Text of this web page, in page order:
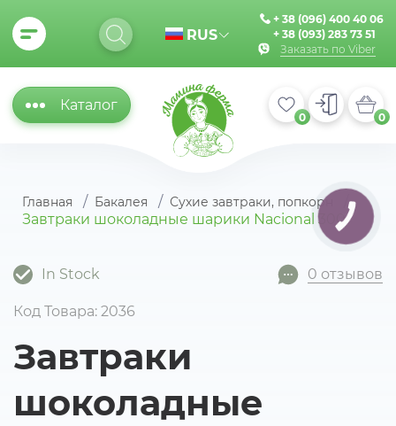
RUS
+ 38 (096) 400 40 06
+ 38 (093) 283 73 51
Заказать по Viber
Каталог
0 0
Главная Бакалея Сухие завтраки, попкорн
Завтраки шоколадные шарики Nacional 300г
Код Товара: 2036
Завтраки
шоколадные
In Stock 0 отзывов
КНОПКА
ЗВ'ЯЗКУ